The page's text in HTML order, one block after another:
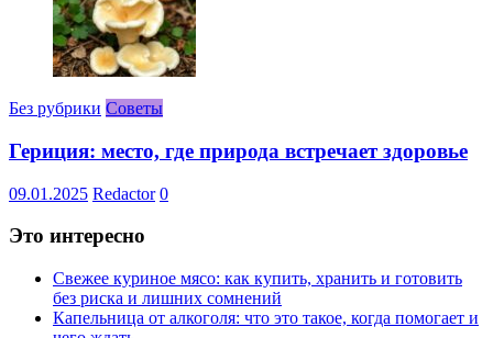
Без рубрики Советы
Гериция: место, где природа встречает здоровье
09.01.2025 Redactor 0
Это интересно
Свежее куриное мясо: как купить, хранить и готовить
без риска и лишних сомнений
Капельница от алкоголя: что это такое, когда помогает и